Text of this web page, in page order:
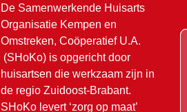
De Samenwerkende Huisarts
Organisatie Kempen en
Omstreken, Coöperatief U.A.
(SHoKo) is opgericht door
huisartsen die werkzaam zijn in
de regio Zuidoost-Brabant.
SHoKo levert ‘zorg op maat’